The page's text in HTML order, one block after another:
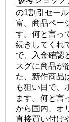
の1割引セー
富。商品ペー
す。何と言っ
続きしてくれ
で、入金確認
スグに商品が
た、新作商品
も狙い目で、
ます。何と言
から国内、オ
直接買い付け